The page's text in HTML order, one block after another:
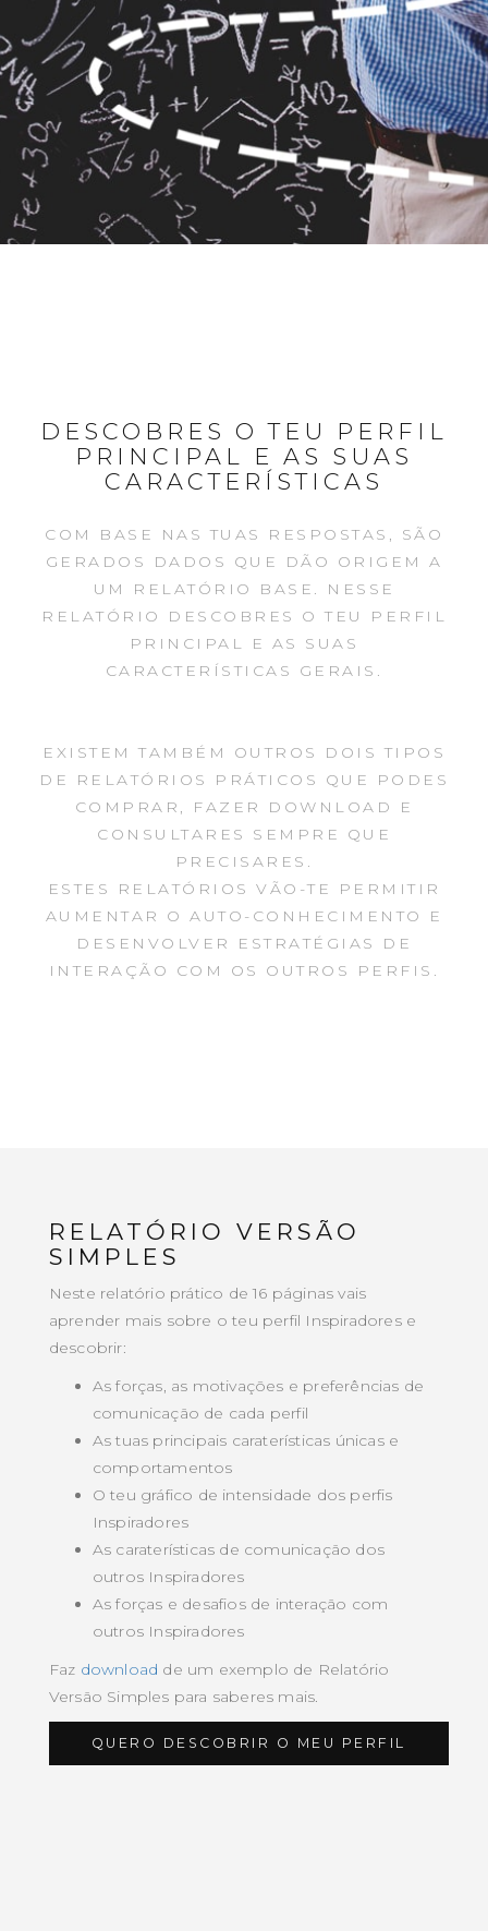
DESCOBRES O TEU PERFIL
PRINCIPAL E AS SUAS
CARACTERÍSTICAS
COM BASE NAS TUAS RESPOSTAS, SÃO
GERADOS DADOS QUE DÃO ORIGEM A
UM RELATÓRIO BASE. NESSE
RELATÓRIO DESCOBRES O TEU PERFIL
PRINCIPAL E AS SUAS
CARACTERÍSTICAS GERAIS.
EXISTEM TAMBÉM OUTROS DOIS TIPOS
DE RELATÓRIOS PRÁTICOS QUE PODES
COMPRAR, FAZER DOWNLOAD E
CONSULTARES SEMPRE QUE
PRECISARES.
ESTES RELATÓRIOS VÃO-TE PERMITIR
AUMENTAR O AUTO-CONHECIMENTO E
DESENVOLVER ESTRATÉGIAS DE
INTERAÇÃO COM OS OUTROS PERFIS.
RELATÓRIO VERSÃO
SIMPLES
Neste relatório prático de 16 páginas vais
aprender mais sobre o teu perfil Inspiradores e
descobrir:
As forças, as motivações e preferências de
comunicação de cada perfil
As tuas principais caraterísticas únicas e
comportamentos
O teu gráfico de intensidade dos perfis
Inspiradores
As caraterísticas de comunicação dos
outros Inspiradores
As forças e desafios de interação com
outros Inspiradores
Faz download de um exemplo de Relatório
Versão Simples para saberes mais.
QUERO DESCOBRIR O MEU PERFIL